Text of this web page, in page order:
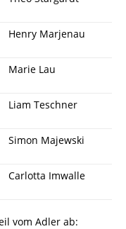
Henry Marjenau
Marie Lau
Liam Teschner
Simon Majewski
Carlotta Imwalle
vom Adler ab: